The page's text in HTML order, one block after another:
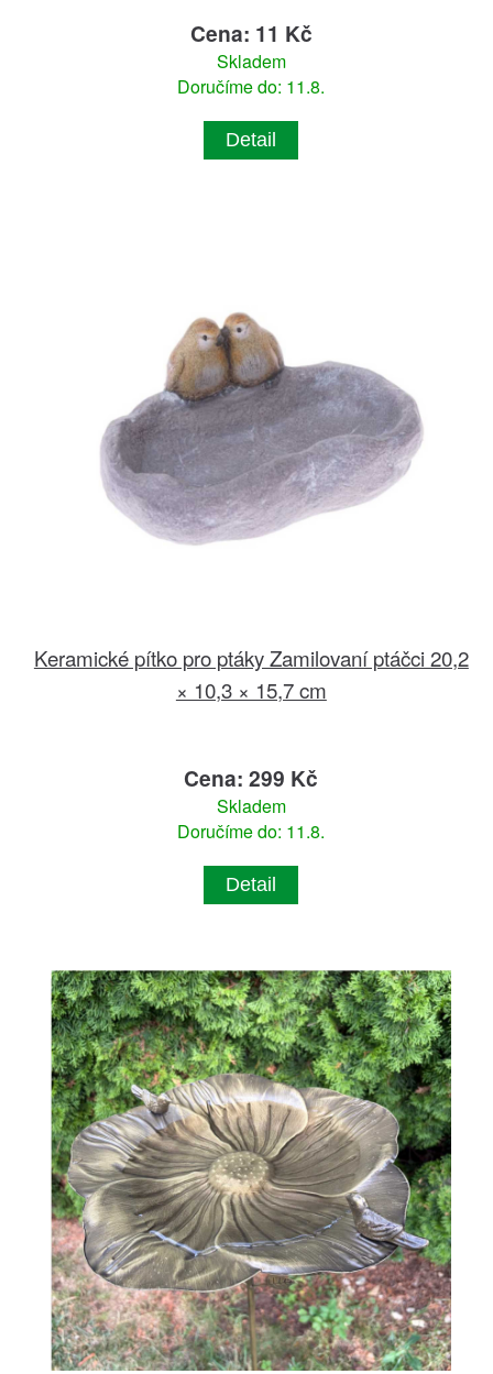
Cena: 11 Kč
Skladem
Doručíme do: 11.8.
Detail
Keramické pítko pro ptáky Zamilovaní ptáčci 20,2
× 10,3 × 15,7 cm
Cena: 299 Kč
Skladem
Doručíme do: 11.8.
Detail